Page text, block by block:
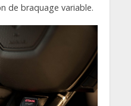
de braquage variable.